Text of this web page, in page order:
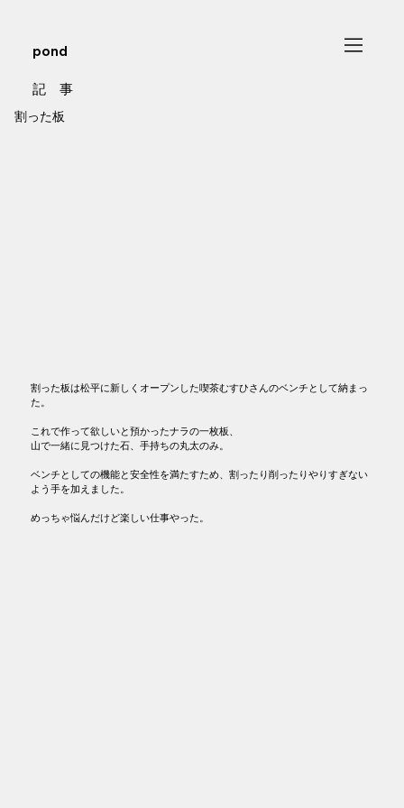
割った板
割った板は松平に新しくオープンした喫茶むすひさんのベンチとして納まっ
た。
これで作って欲しいと預かったナラの一枚板、
山で一緒に見つけた石、手持ちの丸太のみ。
ベンチとしての機能と安全性を満たすため、割ったり削ったりやりすぎない
よう手を加えました。
めっちゃ悩んだけど楽しい仕事やった。
記 事
pond